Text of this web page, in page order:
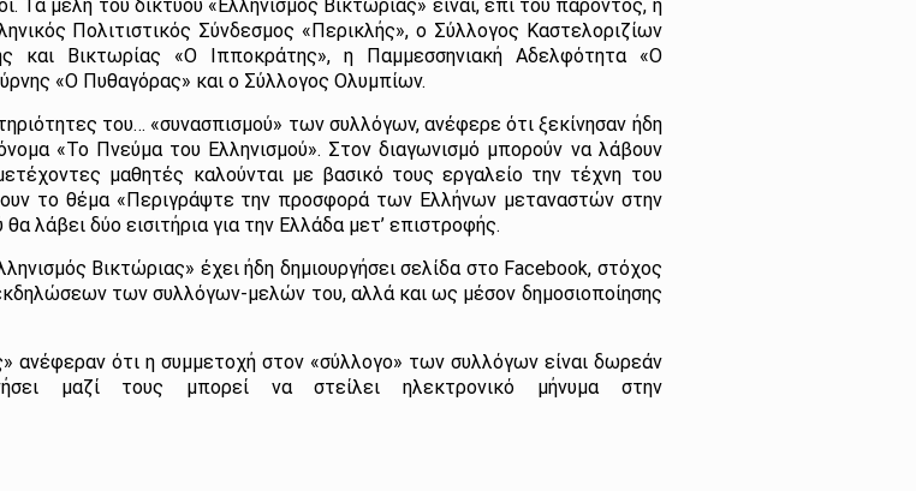
Τα μέλη του δικτύου «Ελληνισμός Βικτώριας» είναι, επί του παρόντος, η
Πολιτιστικός Σύνδεσμος «Περικλής», ο Σύλλογος Καστελοριζίων
Βικτωρίας «Ο Ιπποκράτης», η Παμμεσσηνιακή Αδελφότητα «Ο
«Ο Πυθαγόρας» και ο Σύλλογος Ολυμπίων.
του… «συνασπισμού» των συλλόγων, ανέφερε ότι ξεκίνησαν ήδη
«Το Πνεύμα του Ελληνισμού». Στον διαγωνισμό μπορούν να λάβουν
μαθητές καλούνται με βασικό τους εργαλείο την τέχνη του
το θέμα «Περιγράψτε την προσφορά των Ελλήνων μεταναστών στην
λάβει δύο εισιτήρια για την Ελλάδα μετ’ επιστροφής.
Βικτώριας» έχει ήδη δημιουργήσει σελίδα στο Facebook, στόχος
των συλλόγων-μελών του, αλλά και ως μέσον δημοσιοποίησης
ανέφεραν ότι η συμμετοχή στον «σύλλογο» των συλλόγων είναι δωρεάν
μαζί τους μπορεί να στείλει ηλεκτρονικό μήνυμα στην